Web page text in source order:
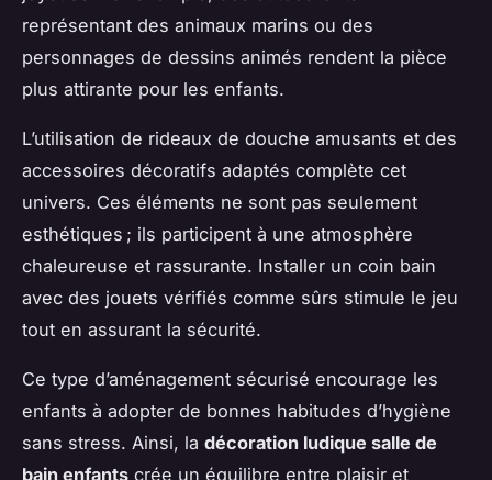
représentant des animaux marins ou des
personnages de dessins animés rendent la pièce
plus attirante pour les enfants.
L’utilisation de rideaux de douche amusants et des
accessoires décoratifs adaptés complète cet
univers. Ces éléments ne sont pas seulement
esthétiques ; ils participent à une atmosphère
chaleureuse et rassurante. Installer un coin bain
avec des jouets vérifiés comme sûrs stimule le jeu
tout en assurant la sécurité.
Ce type d’aménagement sécurisé encourage les
enfants à adopter de bonnes habitudes d’hygiène
sans stress. Ainsi, la décoration ludique salle de
bain enfants crée un équilibre entre plaisir et